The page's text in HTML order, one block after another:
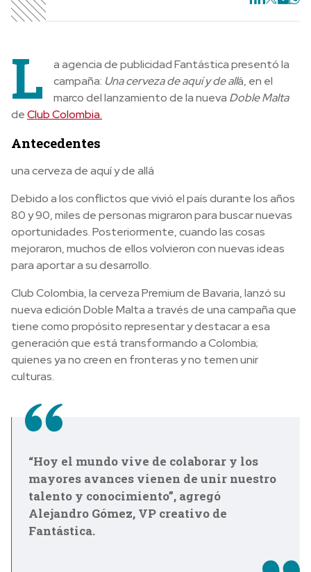
L
a agencia de publicidad Fantástica presentó la
campaña: Una cerveza de aquí y de allá, en el
marco del lanzamiento de la nueva Doble Malta
deClub Colombia.
Antecedentes
una cerveza de aquí y de allá
Debido a los conflictos que vivió el país durante los años
80 y 90, miles de personas migraron para buscar nuevas
oportunidades. Posteriormente, cuando las cosas
mejoraron, muchos de ellos volvieron con nuevas ideas
para aportar a su desarrollo.
Club Colombia, la cerveza Premium de Bavaria, lanzó su
nueva edición Doble Malta a través de una campaña que
tiene como propósito representar y destacar a esa
generación que está transformando a Colombia;
quienes ya no creen en fronteras y no temen unir
culturas.
“Hoy el mundo vive de colaborar y los
mayores avances vienen de unir nuestro
talento y conocimiento”, agregó
Alejandro Gómez, VP creativo de
Fantástica.